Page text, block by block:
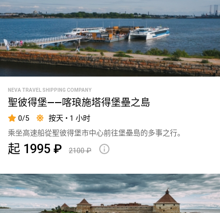
NEVA TRAVEL SHIPPING COMPANY
聖彼得堡——喀琅施塔得堡壘之島
0/5
按天 • 1 小时
乘坐高速船從聖彼得堡市中心前往堡壘島的多事之行。
起 1995 ₽ 2100 ₽
Ялта
Причал
- 8
Адмиралтейская
10
Итальянский
пруд
Сириус
Адлер
Сочи